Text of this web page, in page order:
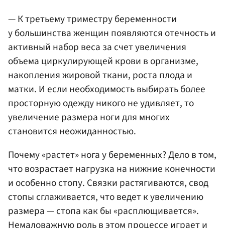
— К третьему триместру беременности
у большинства женщин появляются отечность и
активный набор веса за счет увеличения
объема циркулирующей крови в организме,
накопления жировой ткани, роста плода и
матки. И если необходимость выбирать более
просторную одежду никого не удивляет, то
увеличение размера ноги для многих
становится неожиданностью.
Почему «растет» нога у беременных? Дело в том,
что возрастает нагрузка на нижние конечности
и особенно стопу. Связки растягиваются, свод
стопы сглаживается, что ведет к увеличению
размера — стопа как бы «расплющивается».
Немаловажную роль в этом процессе играет и